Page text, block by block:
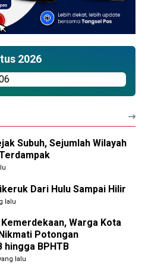
2026
Subuh, Sejumlah Wilayah
Dari Hulu Sampai Hilir
lalu
Warga Kota
Potongan
hingga BPHTB
lalu